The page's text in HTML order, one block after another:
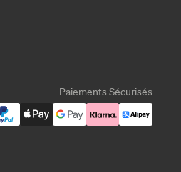
Paiements Sécurisés